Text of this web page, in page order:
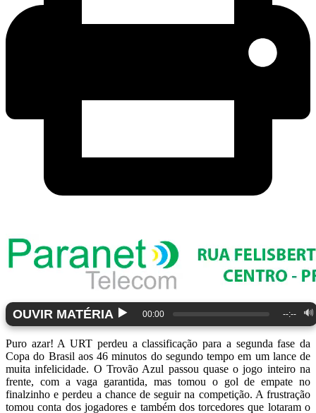
OUVIR MATÉRIA ▶️ 00:00 --:-- 🔊
Puro azar! A URT perdeu a classificação para a segunda fase da
Copa do Brasil aos 46 minutos do segundo tempo em um lance de
muita infelicidade. O Trovão Azul passou quase o jogo inteiro na
frente, com a vaga garantida, mas tomou o gol de empate no
finalzinho e perdeu a chance de seguir na competição. A frustração
tomou conta dos jogadores e também dos torcedores que lotaram o